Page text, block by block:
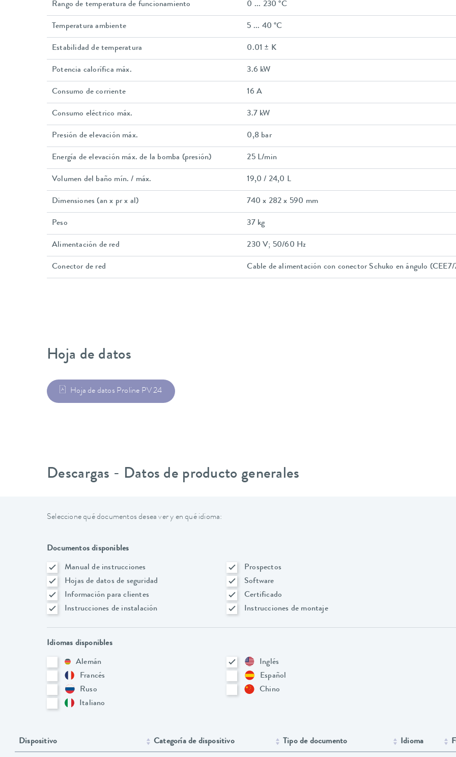
Rango de temperatura de funcionamiento 0 ... 230 °C
Temperatura ambiente 5 ... 40 °C
Estabilidad de temperatura 0.01 ± K
Potencia calorífica máx. 3.6 kW
Consumo de corriente 16 A
Consumo eléctrico máx. 3.7 kW
Presión de elevación máx. 0,8 bar
Energía de elevación máx. de la bomba (presión) 25 L/min
Volumen del baño mín. / máx. 19,0 / 24,0 L
Dimensiones (an x pr x al) 740 x 282 x 590 mm
Peso 37 kg
Alimentación de red 230 V; 50/60 Hz
Conector de red Cable de alimentación con conector Schuko en ángulo (CEE7/
Hoja de datos
Hoja de datos Proline PV 24
Descargas - Datos de producto generales
Seleccione qué documentos desea ver y en qué idioma:
Documentos disponibles
Manual de instrucciones
Prospectos
Hojas de datos de seguridad
Software
Información para clientes
Certificado
Instrucciones de instalación
Instrucciones de montaje
Idiomas disponibles
Alemán
Inglés
Francés
Español
Ruso
Chino
Italiano
Dispositivo Categoría de dispositivo Tipo de documento Idioma